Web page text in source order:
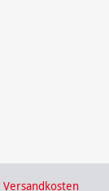
Versandkosten